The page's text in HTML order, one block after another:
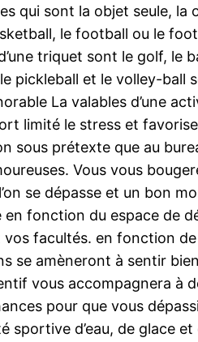
qui sont la objet seule,
le football ou le
triquet sont le golf,
pickleball et le volley-ball
La valables d’une
limité le stress et
sous prétexte que au
Vous vous
se dépasse et un bon
en fonction du espace de
facultés. en fonction
se amèneront à sentir
vous accompagnera à
pour que vous
sportive d’eau, de glace